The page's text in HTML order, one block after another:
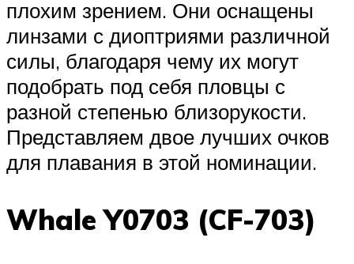
плохим зрением. Они оснащены
линзами с диоптриями различной
силы, благодаря чему их могут
подобрать под себя пловцы с
разной степенью близорукости.
Представляем двое лучших очков
для плавания в этой номинации.
Whale Y0703 (CF-703)